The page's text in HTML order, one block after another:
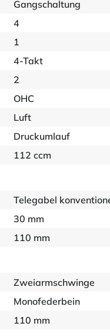
Gangschaltung
4
1
4-Takt
2
OHC
Luft
Druckumlauf
112 ccm
Telegabel
30 mm
110 mm
Zweiarmschwinge
Monofederbein
110 mm